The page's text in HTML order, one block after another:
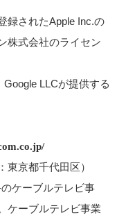
録されたApple Inc.の
株式会社のライセン
Google LLCが提供する
東京都千代田区）
ケーブルテレビ事
ケーブルテレビ事業